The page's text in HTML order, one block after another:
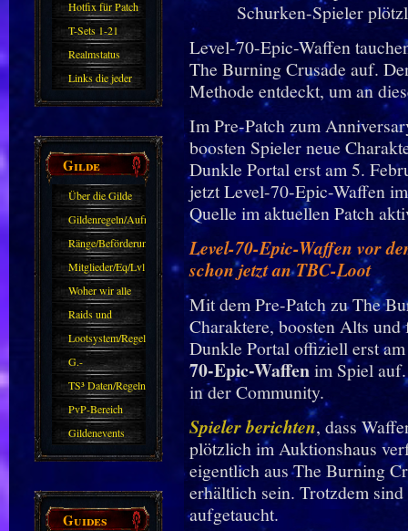
Hotfix für Patch
11.X
T-Sets 1-21
Realmstatus
Links die jeder
kennen sollte?!
Gilde
Über die Gilde
(DAW)
Gildenregeln/Aufnahme
Ränge/Beförderungen
Mitglieder/Eq/Lvl
Woher wir alle
kommen.
Raids und
Zubehör
Lootsystem/Regeln
G.-
Sparkasse/Goldleihen
TS³ Daten/Regeln
PvP-Bereich
Gildenevents
Guides
Level-70-Epic-Waffen
The Burning Crusade auf.
Methode entdeckt, um an
Im Pre-Patch zum
boosten Spieler neue
Dunkle Portal erst am 5.
jetzt Level-70-Epic-Waffen
Quelle im aktuellen Patch
Level-70-Epic-Waffen vor
schon jetzt an TBC-Loot
Mit dem Pre-Patch zu The
Charaktere, boosten Alts
Dunkle Portal offiziell erst
70-Epic-Waffenim Spiel
in der Community.
Spieler berichten, dass
plötzlich im Auktionshaus
eigentlich aus The Burning
erhältlich sein. Trotzdem
aufgetaucht.